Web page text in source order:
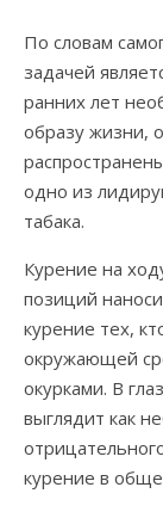
По словам
задачей
ранних лет
образу жизни,
одно из
табака.
Курение на
позиций
курение тех,
окружающей
окурками. В
выглядит как
курение в